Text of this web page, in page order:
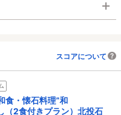
スコアについて
食・懐石料理”和
（2食付きプラン）北投石